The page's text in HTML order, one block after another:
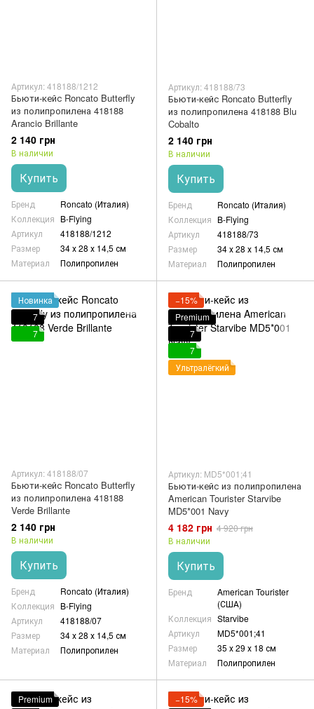
Артикул: 418188/1212
Бьюти-кейс Roncato Butterfly
из полипропилена 418188
Arancio Brillante
2 140 грн
В наличии
Купить
Бренд
Roncato (Италия)
Коллекция B-Flying
Артикул
418188/1212
Размер
34 х 28 х 14,5 см
Материал
Полипропилен
Артикул: 418188/73
Бьюти-кейс Roncato Butterfly
из полипропилена 418188 Blu
Cobalto
2 140 грн
В наличии
Купить
Бренд
Roncato (Италия)
Коллекция B-Flying
Артикул
418188/73
Размер
34 х 28 х 14,5 см
Материал
Полипропилен
Новинка
7
7
Артикул: 418188/07
Бьюти-кейс Roncato Butterfly
из полипропилена 418188
Verde Brillante
2 140 грн
В наличии
Купить
Бренд
Roncato (Италия)
Коллекция B-Flying
Артикул
418188/07
Размер
34 х 28 х 14,5 см
Материал
Полипропилен
−15%
Premium
7
7
Ультралёгкий
Артикул: MD5*001;41
Бьюти-кейс из полипропилена
American Tourister Starvibe
MD5*001 Navy
4 182 грн 4 920 грн
В наличии
Купить
Бренд
American Tourister
(США)
Коллекция Starvibe
Артикул
MD5*001;41
Размер
35 х 29 х 18 см
Материал
Полипропилен
Premium
−15%